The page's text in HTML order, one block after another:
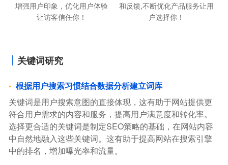
增强用户印象，优化用户体验
让访客信任你！
和反馈,不断优化产品服务让用
户选择你！
关键词研究
根据用户搜索习惯结合数据分析建立词库
关键词是用户搜索意图的直接体现，这有助于网站提供更
符合用户需求的内容和服务，提高用户满意度和转化率。
选择更合适的关键词是制定SEO策略的基础，在网站内容
中自然地融入这些关键词。这有助于提高网站在搜索引擎
中的排名，增加曝光率和流量。